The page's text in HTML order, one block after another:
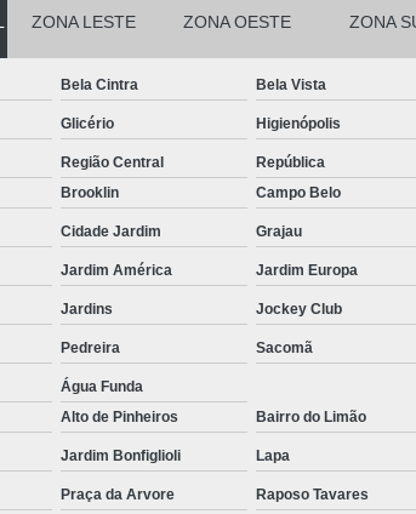
ZONA LESTE ZONA OESTE ZONA
Bela Cintra Bela Vista
Glicério Higienópolis
Região Central República
Brooklin Campo Belo
Cidade Jardim Grajau
Jardim América Jardim Europa
Jardins Jockey Club
Pedreira Sacomã
Água Funda
Alto de Pinheiros Bairro do Limão
Jardim Bonfiglioli Lapa
Praça da Arvore Raposo Tavares